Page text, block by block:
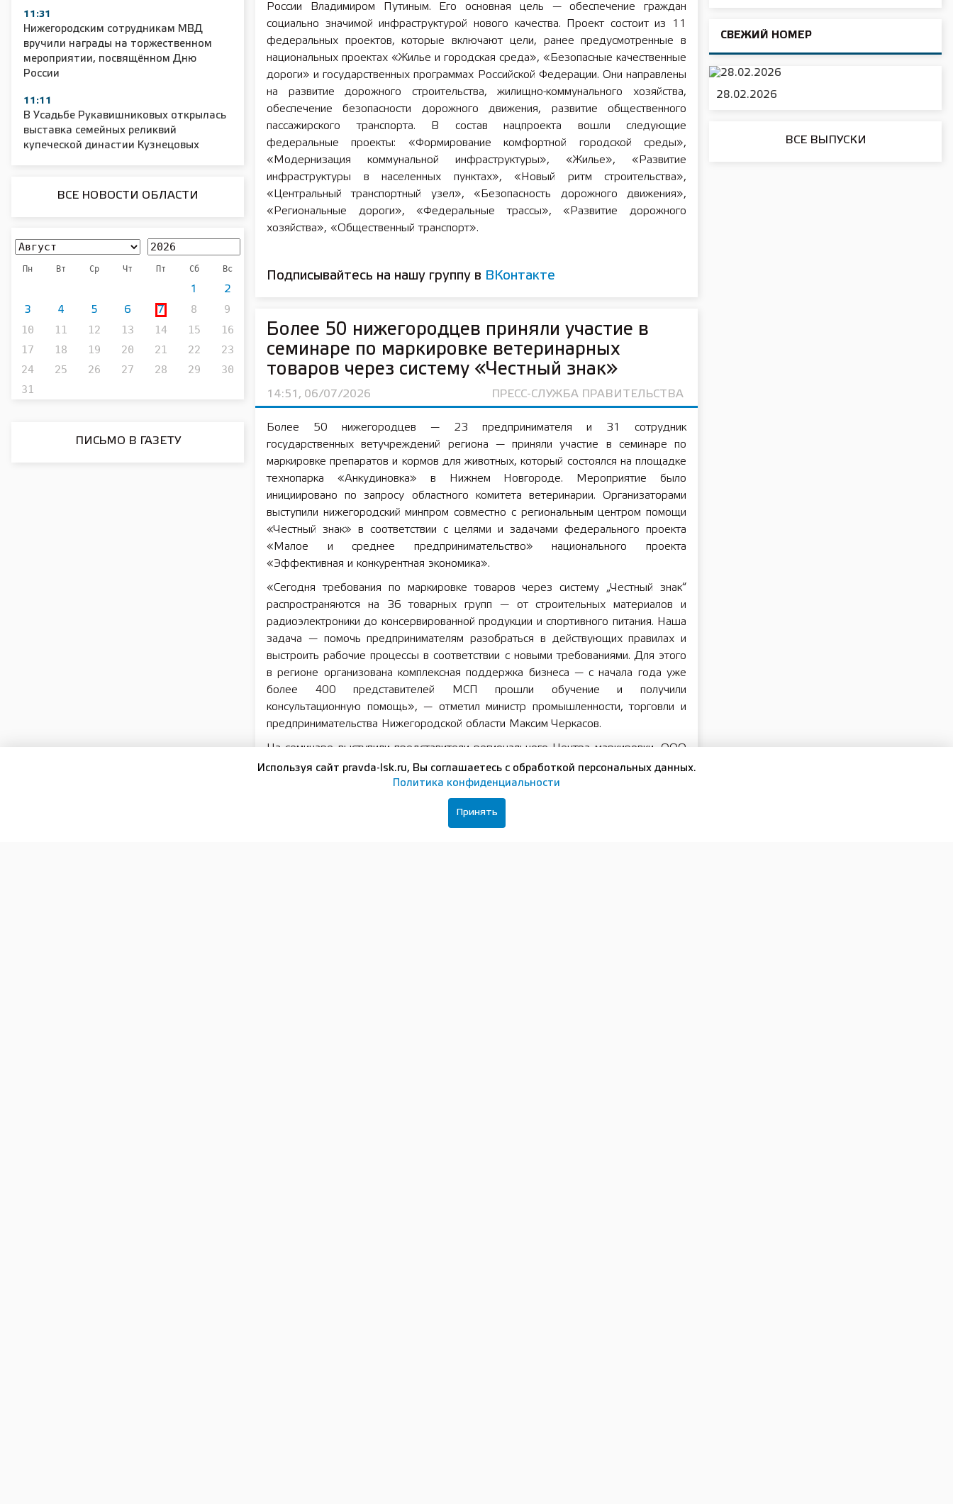
11:31
Нижегородским сотрудникам МВД
вручили награды на торжественном
мероприятии, посвящённом Дню
России
11:11
В Усадьбе Рукавишниковых открылась
выставка семейных реликвий
купеческой династии Кузнецовых
ВСЕ НОВОСТИ ОБЛАСТИ
Пн Вт Ср Чт Пт Сб Вс
1 2
3 4 5 6 7 8
9
10
11 12 13 14 15
16
17
18 19 20 21 22
23
24
25 26 27 28 29
30
31
ПИСЬМО В ГАЗЕТУ
России Владимиром Путиным. Его основная цель — обеспечение граждан
социально значимой инфраструктурой нового качества. Проект состоит из 11
федеральных проектов, которые включают цели, ранее предусмотренные в
национальных проектах «Жилье и городская среда», «Безопасные качественные
дороги» и государственных программах Российской Федерации. Они направлены
на развитие дорожного строительства, жилищно-коммунального хозяйства,
обеспечение безопасности дорожного движения, развитие общественного
пассажирского транспорта. В состав нацпроекта вошли следующие
федеральные проекты: «Формирование комфортной городской среды»,
«Модернизация коммунальной инфраструктуры», «Жилье», «Развитие
инфраструктуры в населенных пунктах», «Новый ритм строительства»,
«Центральный транспортный узел», «Безопасность дорожного движения»,
«Региональные дороги», «Федеральные трассы», «Развитие дорожного
хозяйства», «Общественный транспорт».
Подписывайтесь на нашу группу в ВКонтакте
Более 50 нижегородцев приняли участие в
семинаре по маркировке ветеринарных
товаров через систему «Честный знак»
14:51, 06/07/2026 ПРЕСС-СЛУЖБА ПРАВИТЕЛЬСТВА
Более 50 нижегородцев — 23 предпринимателя и 31 сотрудник
государственных ветучреждений региона — приняли участие в семинаре по
маркировке препаратов и кормов для животных, который состоялся на площадке
технопарка «Анкудиновка» в Нижнем Новгороде. Мероприятие было
инициировано по запросу областного комитета ветеринарии. Организаторами
выступили нижегородский минпром совместно с региональным центром помощи
«Честный знак» в соответствии с целями и задачами федерального проекта
«Малое и среднее предпринимательство» национального проекта
«Эффективная и конкурентная экономика».
«Сегодня требования по маркировке товаров через систему „Честный знак“
распространяются на 36 товарных групп — от строительных материалов и
радиоэлектроники до консервированной продукции и спортивного питания. Наша
задача — помочь предпринимателям разобраться в действующих правилах и
выстроить рабочие процессы в соответствии с новыми требованиями. Для этого
в регионе организована комплексная поддержка бизнеса — с начала года уже
более 400 представителей МСП прошли обучение и получили
консультационную помощь», — отметил министр промышленности, торговли и
предпринимательства Нижегородской области Максим Черкасов.
На семинаре выступили представители регионального Центра маркировки, ООО
«Оператор-ЦРПТ» (оператор системы «Честный знак»), управления
Роспотребнадзора по Нижегородской области и управления Россельхознадзора
по Нижегородской области и республикам Марий Эл и Мордовия.
Специалисты разобрали порядок работы с системой «Честный знак» при
СВЕЖИЙ НОМЕР
28.02.2026
ВСЕ ВЫПУСКИ
Используя сайт pravda-lsk.ru, Вы соглашаетесь с обработкой персональных данных.
Политика конфиденциальности
Принять